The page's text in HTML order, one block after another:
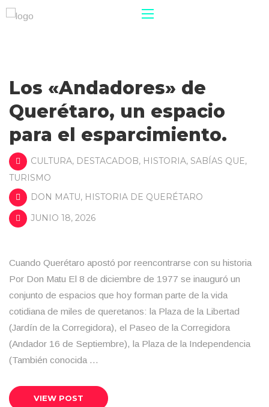
Los «Andadores» de
Querétaro, un espacio
para el esparcimiento.
CULTURA, DESTACADOB, HISTORIA, SABÍAS QUE,
TURISMO
DON MATU, HISTORIA DE QUERÉTARO
JUNIO 18, 2026
Cuando Querétaro apostó por reencontrarse con su historia
Por Don Matu El 8 de diciembre de 1977 se inauguró un
conjunto de espacios que hoy forman parte de la vida
cotidiana de miles de queretanos: la Plaza de la Libertad
(Jardín de la Corregidora), el Paseo de la Corregidora
(Andador 16 de Septiembre), la Plaza de la Independencia
(También conocida …
VIEW POST